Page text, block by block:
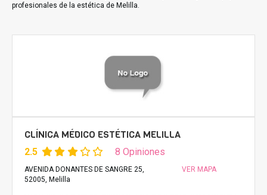
profesionales de la estética de Melilla.
CLÍNICA MÉDICO ESTÉTICA MELILLA
2.5 8 Opiniones
AVENIDA DONANTES DE SANGRE 25,
52005, Melilla
VER MAPA